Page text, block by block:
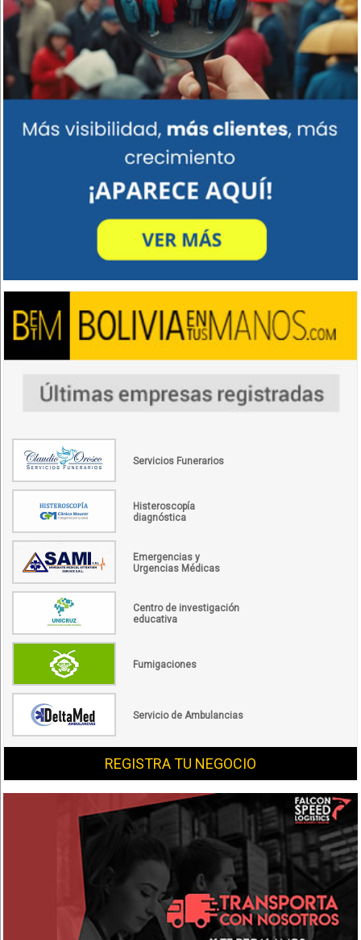
Servicios Funerarios
Histeroscopía
diagnóstica
Emergencias y
Urgencias Médicas
Centro de investigación
educativa
Fumigaciones
Servicio de Ambulancias
REGISTRA TU NEGOCIO